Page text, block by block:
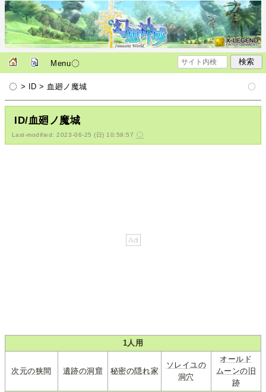
Menu
> ID > 血廻ノ魔城
ID/血廻ノ魔城
Last-modified: 2023-06-25 (日) 10:59:57
1人用
次元の狭間 遺跡の洞窟 秘密の隠れ家
ソレイユの
洞穴
オールド
ムーンの旧
跡